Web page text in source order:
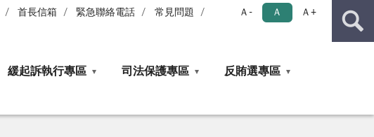
首長信箱 緊急聯絡電話 常見問題 Ａ- Ａ Ａ+
緩起訴執行專區 司法保護專區 反賄選專區